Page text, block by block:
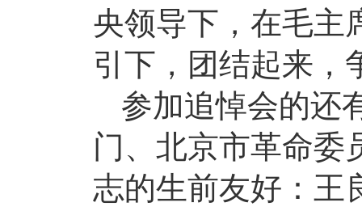
央领导下，在毛主
引下，团结起来，
参加追悼会的还
门、北京市革命委
志的生前友好：王